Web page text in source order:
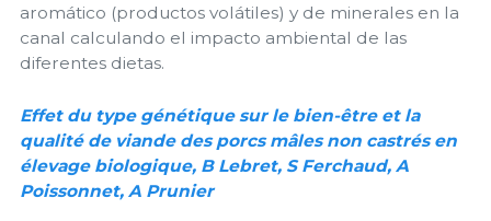
aromático (productos volátiles) y de minerales en la
canal calculando el impacto ambiental de las
diferentes dietas.
Effet du type génétique sur le bien-être et la
qualité de viande des porcs mâles non castrés en
élevage biologique, B Lebret, S Ferchaud, A
Poissonnet, A Prunier